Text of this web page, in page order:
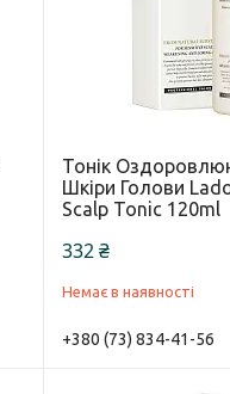
Тонік
Шкіри Голови
Scalp Tonic 120ml
332 ₴
Немає в наявності
+380 (73) 834-41-56